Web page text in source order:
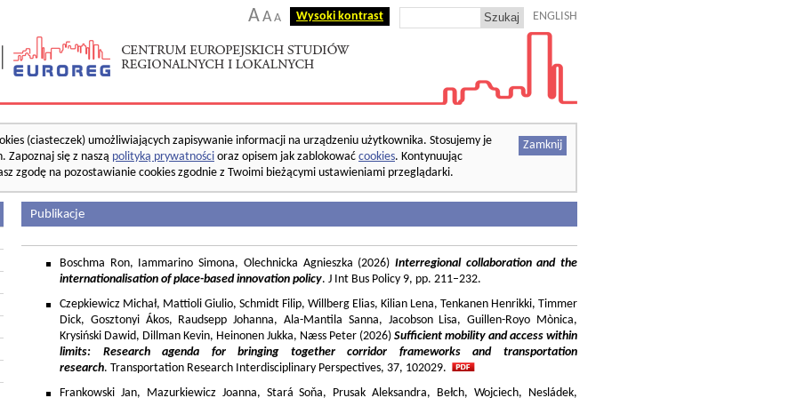
AA A Wysoki kontrast ENGLISH
Zamknij
(ciasteczek) umożliwiających zapisywanie informacji na urządzeniu użytkownika. Stosujemy je
Zapoznaj się z naszą polityką prywatności oraz opisem jak zablokować cookies. Kontynuując
zgodę na pozostawianie cookies zgodnie z Twoimi bieżącymi ustawieniami przeglądarki.
Publikacje
Boschma Ron, Iammarino Simona, Olechnicka Agnieszka (2026) Interregional collaboration and the
internationalisation of place-based innovation policy. J Int Bus Policy 9, pp. 211–232.
Czepkiewicz Michał, Mattioli Giulio, Schmidt Filip, Willberg Elias, Kilian Lena, Tenkanen Henrikki, Timmer
Dick, Gosztonyi Ákos, Raudsepp Johanna, Ala-Mantila Sanna, Jacobson Lisa, Guillen-Royo Mònica,
Krysiński Dawid, Dillman Kevin, Heinonen Jukka, Næss Peter (2026) Sufficient mobility and access within
limits: Research agenda for bringing together corridor frameworks and transportation
research. Transportation Research Interdisciplinary Perspectives, 37, 102029.
Frankowski Jan, Mazurkiewicz Joanna, Stará Soňa, Prusak Aleksandra, Bełch, Wojciech, Nesládek,